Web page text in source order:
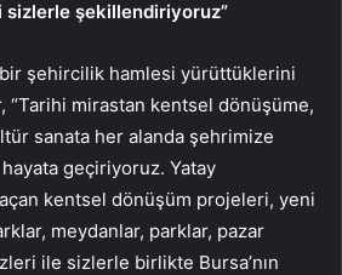
sizlerle şekillendiriyoruz”
bir şehircilik hamlesi yürüttüklerini
“Tarihi mirastan kentsel dönüşüme,
sanata her alanda şehrimize
geçiriyoruz. Yatay
kentsel dönüşüm projeleri, yeni
meydanlar, parklar, pazar
ile sizlerle birlikte Bursa’nın